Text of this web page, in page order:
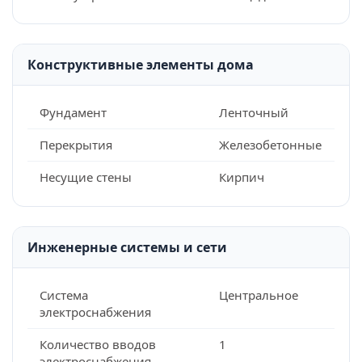
Конструктивные элементы дома
Фундамент
Ленточный
Перекрытия
Железобетонные
Несущие стены
Кирпич
Инженерные системы и сети
Система
электроснабжения
Центральное
Количество вводов
1